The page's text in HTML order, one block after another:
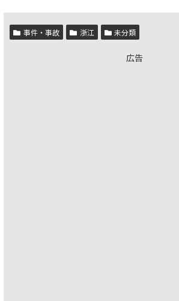
事件・事故 浙江 未分類
広告